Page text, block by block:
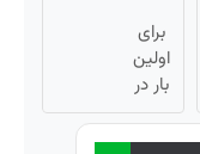
هفته‌ای
محوش
کن!
برای
اولین
بار در
ایران
🇮🇷